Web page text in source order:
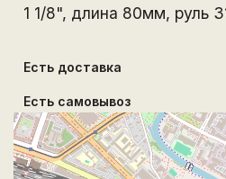
1 1/8", длина 80мм, руль
Есть доставка
Есть самовывоз